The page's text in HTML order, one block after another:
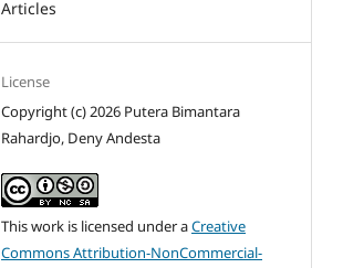
Articles
License
Copyright (c) 2026 Putera Bimantara
Rahardjo, Deny Andesta
This work is licensed under aCreative
Commons Attribution-NonCommercial-